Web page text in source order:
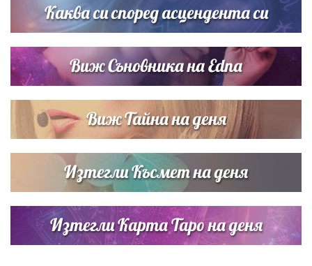
Каква си според асцендента си
Виж Съновника на Edna
Виж Тайна на деня
Изтегли Късмет на деня
Изтегли Карта Таро на деня